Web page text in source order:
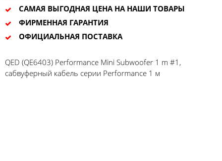
САМАЯ ВЫГОДНАЯ ЦЕНА НА НАШИ ТОВАРЫ
ФИРМЕННАЯ ГАРАНТИЯ
ОФИЦИАЛЬНАЯ ПОСТАВКА
QED (QE6403) Performance Mini Subwoofer 1 m #1,
сабвуферный кабель серии Performance 1 м